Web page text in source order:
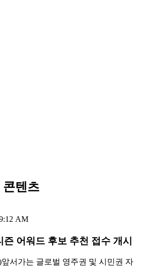
콘텐츠
AM
어워드 후보 추천 접수 개시
서가는 글로벌 영주권 및 시민권 자